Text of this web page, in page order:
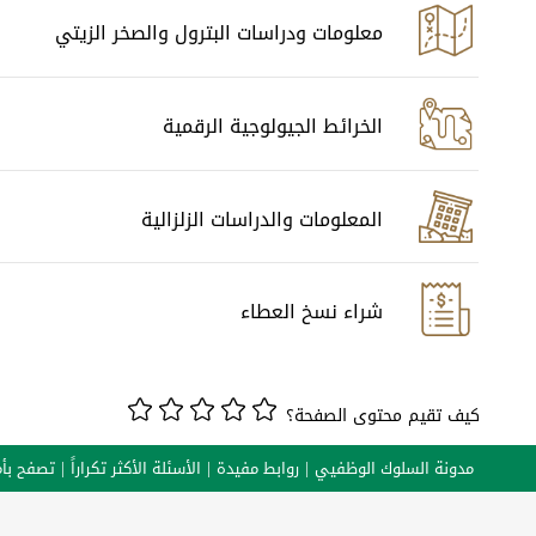
معلومات ودراسات البترول والصخر الزيتي
الخرائط الجيولوجية الرقمية
المعلومات والدراسات الزلزالية
شراء نسخ العطاء
كيف تقيم محتوى الصفحة؟
مدونة السلوك الوظفيي روابط مفيدة الأسئلة الأكثر تكراراً تصفح